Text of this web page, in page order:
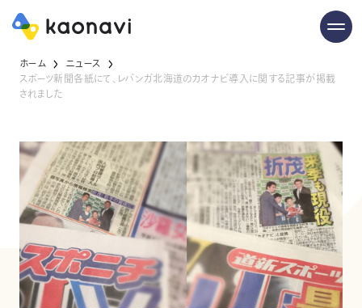
ホーム
ニュース
スポーツ新聞各紙にて、レバンガ北海道のカオナビ導入に関する記事が掲載
されました